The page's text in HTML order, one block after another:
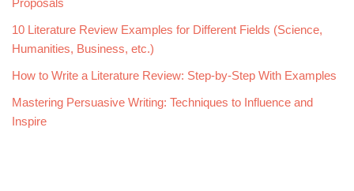
10 Literature Review Examples for Different Fields (Science,
Humanities, Business, etc.)
How to Write a Literature Review: Step-by-Step With Examples
Mastering Persuasive Writing: Techniques to Influence and
Inspire